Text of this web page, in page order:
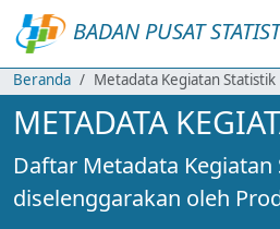
BADAN PUSAT
Beranda Metadata Kegiatan Statistik
METADATA
Daftar Metadata
diselenggarakan oleh